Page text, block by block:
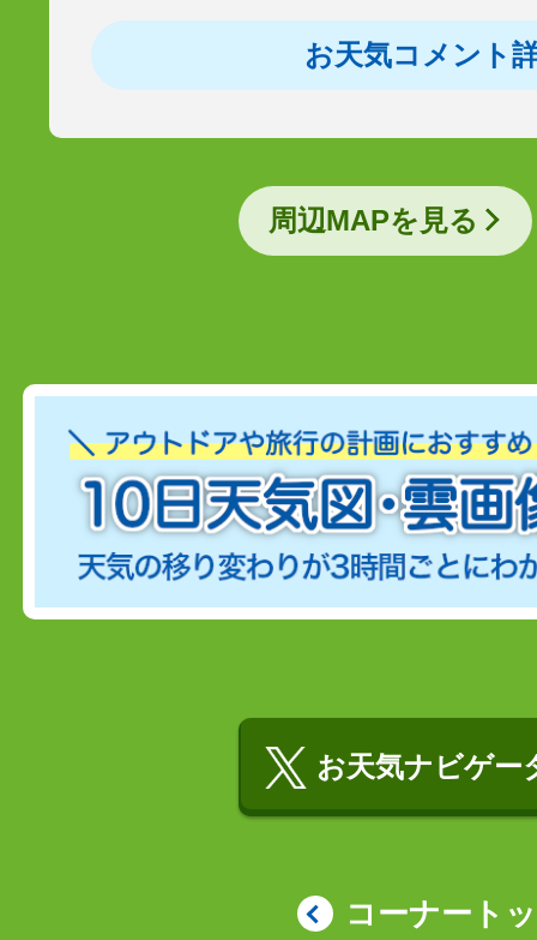
お天気コメント
周辺MAPを見る
お天気ナビゲー
コーナート